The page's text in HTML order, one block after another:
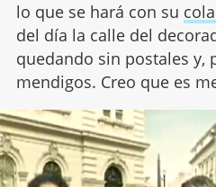
lo que se hará con su
del día la calle del
quedando sin postales y,
mendigos. Creo que es